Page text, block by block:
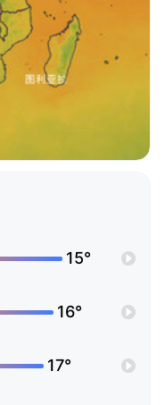
15°
16°
17°